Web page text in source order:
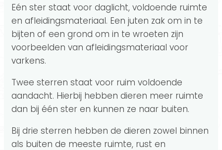
Eén ster staat voor daglicht, voldoende ruimte
en afleidingsmateriaal. Een juten zak om in te
bijten of een grond om in te wroeten zijn
voorbeelden van afleidingsmateriaal voor
varkens.
Twee sterren staat voor ruim voldoende
aandacht. Hierbij hebben dieren meer ruimte
dan bij één ster en kunnen ze naar buiten.
Bij drie sterren hebben de dieren zowel binnen
als buiten de meeste ruimte, rust en